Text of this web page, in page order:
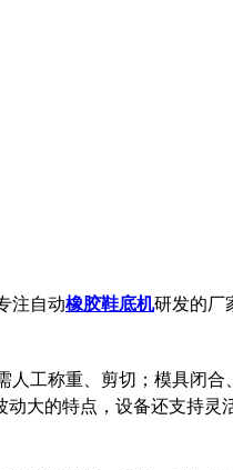
注自动橡胶鞋底机研发的厂
工称重、剪切；模具闭合
大的特点，设备还支持